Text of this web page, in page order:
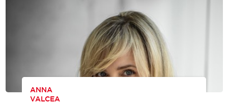
ANNA
VALCEA